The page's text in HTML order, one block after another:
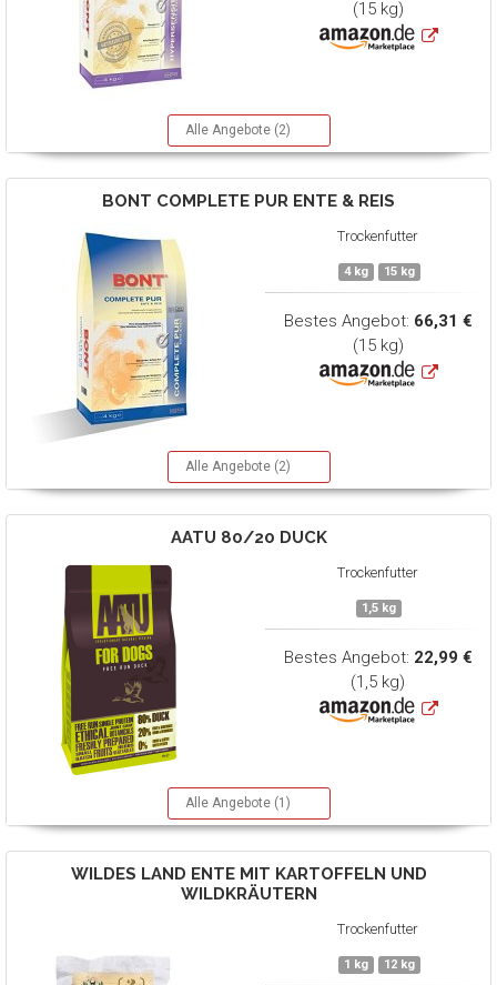
(15 kg)
Alle Angebote (2)
BONT COMPLETE PUR ENTE & REIS
Trockenfutter
4 kg 15 kg
Bestes Angebot: 66,31 €
(15 kg)
Alle Angebote (2)
AATU 80/20 DUCK
Trockenfutter
1,5 kg
Bestes Angebot: 22,99 €
(1,5 kg)
Alle Angebote (1)
WILDES LAND ENTE MIT KARTOFFELN UND
WILDKRÄUTERN
Trockenfutter
1 kg 12 kg